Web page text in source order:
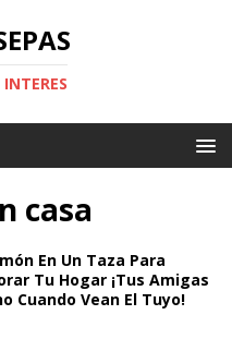
casa
En Un Taza Para
Tu Hogar ¡Tus Amigas
Cuando Vean El Tuyo!